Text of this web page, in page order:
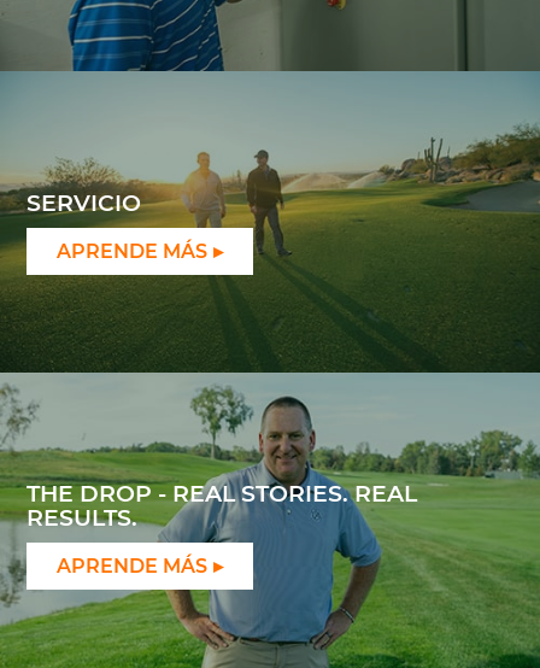
SERVICIO
APRENDE MÁS
THE DROP - REAL STORIES. REAL
RESULTS.
APRENDE MÁS